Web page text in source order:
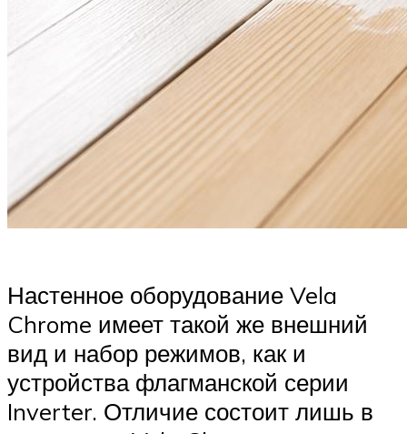
Настенное оборудование Vela
Chrome имеет такой же внешний
вид и набор режимов, как и
устройства флагманской серии
Inverter. Отличие состоит лишь в